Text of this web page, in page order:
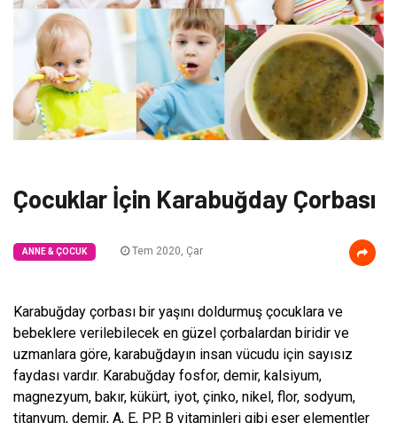
Çocuklar İçin Karabuğday Çorbası
ANNE & ÇOCUK Tem 2020, Çar
Karabuğday çorbası bir yaşını doldurmuş çocuklara ve
bebeklere verilebilecek en güzel çorbalardan biridir ve
uzmanlara göre, karabuğdayın insan vücudu için sayısız
faydası vardır. Karabuğday fosfor, demir, kalsiyum,
magnezyum, bakır, kükürt, iyot, çinko, nikel, flor, sodyum,
titanyum, demir, A, E, PP, B vitaminleri gibi eser elementler